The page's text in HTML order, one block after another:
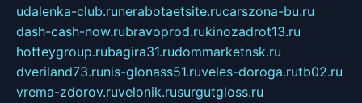
udalenka-club.runerabotaetsite.rucarszona-bu.ru
dash-cash-now.rubravoprod.rukinozadrot13.ru
hotteygroup.rubagira31.rudommarketnsk.ru
dveriland73.runis-glonass51.ruveles-doroga.rutb02.ru
vrema-zdorov.ruvelonik.rusurgutgloss.ru